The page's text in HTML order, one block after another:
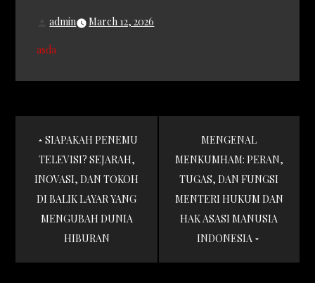
admin March 12, 2026
asda
Post
navigation
SIAPAKAH PENEMU
TELEVISI? SEJARAH,
INOVASI, DAN TOKOH
DI BALIK LAYAR YANG
MENGUBAH DUNIA
HIBURAN
MENGENAL
MENKUMHAM: PERAN,
TUGAS, DAN FUNGSI
MENTERI HUKUM DAN
HAK ASASI MANUSIA
INDONESIA